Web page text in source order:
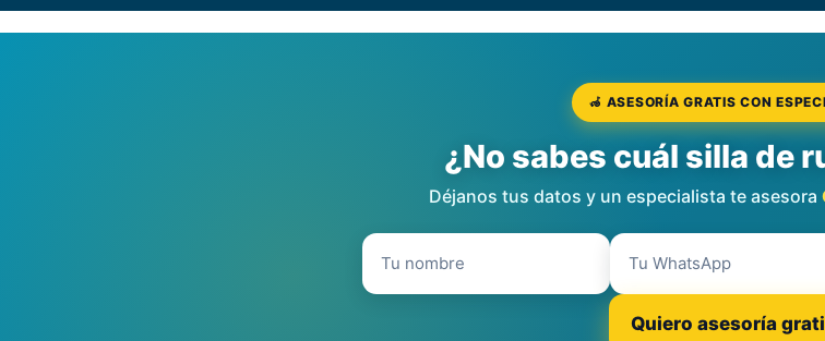
🦽 ASESORÍA GRATIS CON
¿No sabes cuál silla de
Déjanos tus datos y un especialista te asesora
Quiero asesoría